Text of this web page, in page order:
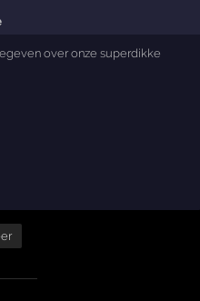
over onze superdikke